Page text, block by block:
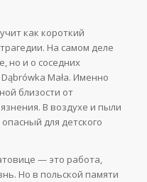
как короткий
На самом деле
но и о соседних
Mała. Именно
близости от
В воздухе и пыли
для детского
— это работа,
Но в польской памяти